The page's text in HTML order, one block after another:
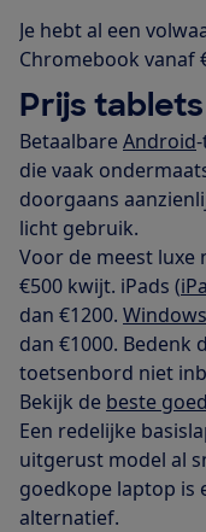
Je hebt al een
Chromebook vanaf
Prijs
BetaalbareAndroid
die vaak
doorgaans
licht gebruik.
Voor de meest luxe
€500 kwijt. iPads (
dan €1200. Windows
dan €1000. Bedenk
toetsenbord niet
Bekijk de beste
Een redelijke
uitgerust model al
goedkope laptop is
alternatief.